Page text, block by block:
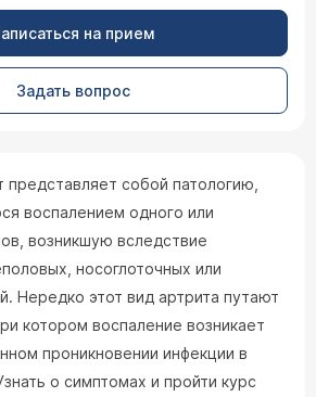
на прием
Задать вопрос
представляет собой патологию,
воспалением одного или
возникшую вследствие
носоглоточных или
Нередко этот вид артрита путают
котором воспаление возникает
проникновении инфекции в
о симптомах и пройти курс